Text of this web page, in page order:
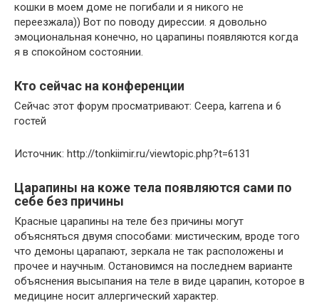
кошки в моем доме не погибали и я никого не
переезжала)) Вот по поводу дирессии. я довольно
эмоциональная конечно, но царапины появляются когда
я в спокойном состоянии.
Кто сейчас на конференции
Сейчас этот форум просматривают: Сеера, karrena и 6
гостей
Источник: http://tonkiimir.ru/viewtopic.php?t=6131
Царапины на коже тела появляются сами по
себе без причины
Красные царапины на теле без причины могут
объясняться двумя способами: мистическим, вроде того
что демоны царапают, зеркала не так расположены и
прочее и научным. Остановимся на последнем варианте
объяснения высыпания на теле в виде царапин, которое в
медицине носит аллергический характер.